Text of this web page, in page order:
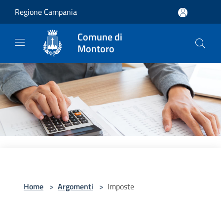
Regione Campania
Comune di
Montoro
Home > Argomenti > Imposte